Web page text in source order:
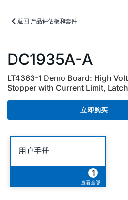
返回 产品评估板和套件
DC1935A-A
LT4363-1 Demo Board: High
Stopper with Current Limit,
立即购买
用户手册
1
查看全部